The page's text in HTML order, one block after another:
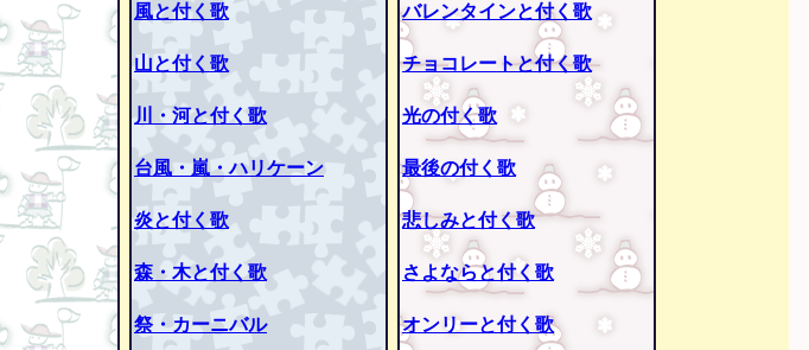
風と付く歌
山と付く歌
川・河と付く歌
台風・嵐・ハリケーン
炎と付く歌
森・木と付く歌
祭・カーニバル
バレンタインと付く歌
チョコレートと付く歌
光の付く歌
最後の付く歌
悲しみと付く歌
さよならと付く歌
オンリーと付く歌